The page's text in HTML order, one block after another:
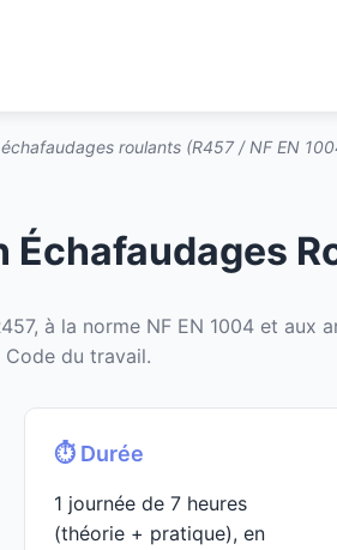
roulants (R457 / NF EN
à la norme NF EN 1004 et aux
du travail.
⏱️ Durée
1 journée de 7 heures
(théorie + pratique), en